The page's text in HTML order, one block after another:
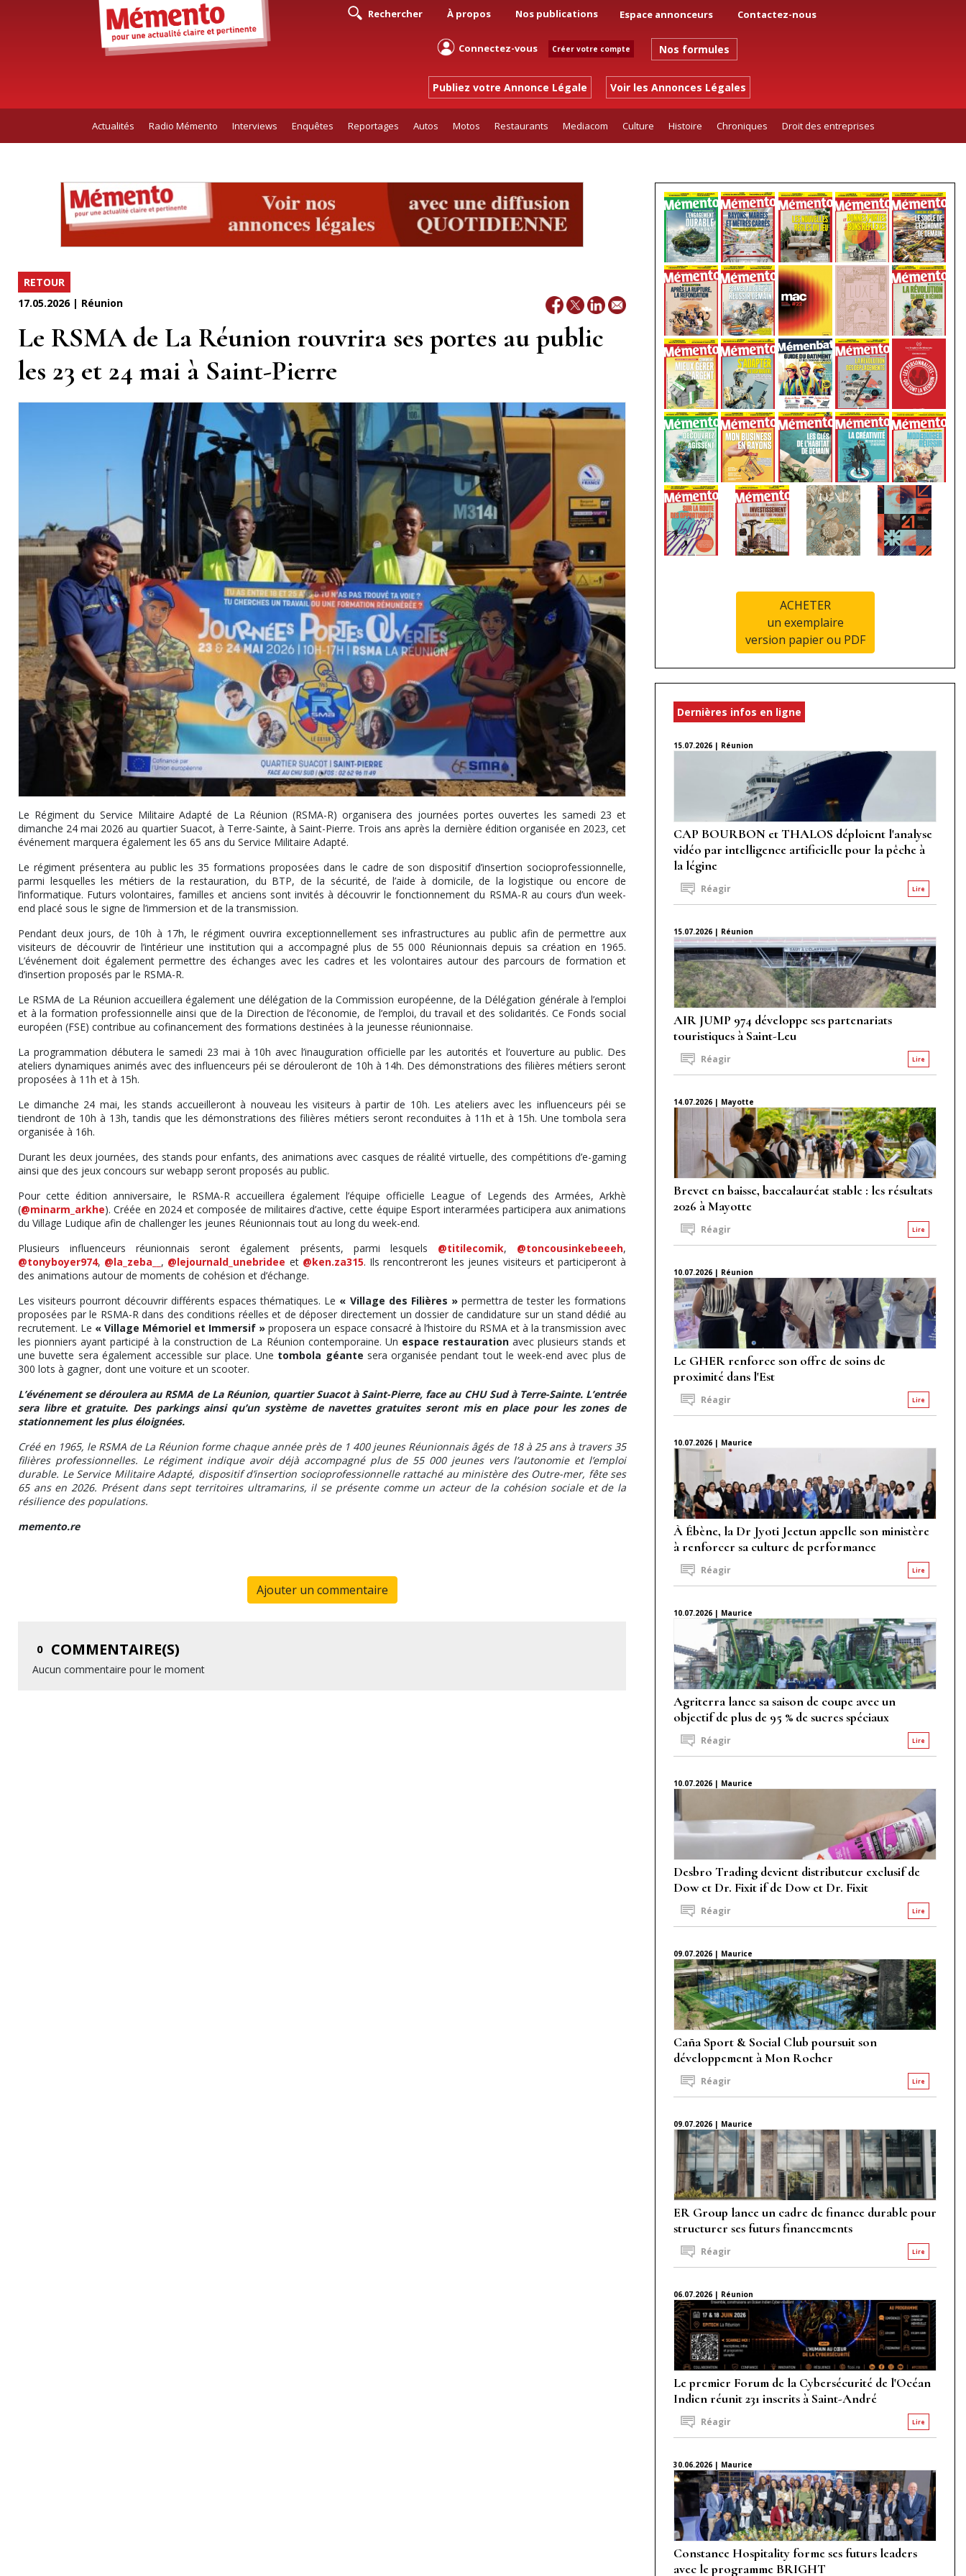
Rechercher À propos Nos publications Espace annonceurs Contactez-nous
Connectez-vous Créer votre compte Nos formules
Publiez votre Annonce Légale Voir les Annonces Légales
Actualités Radio Mémento Interviews Enquêtes Reportages Autos Motos Restaurants Mediacom Culture Histoire Chroniques Droit des entreprises
RETOUR
17.05.2026 | Réunion
Le RSMA de La Réunion rouvrira ses portes au public
les 23 et 24 mai à Saint-Pierre
Le Régiment du Service Militaire Adapté de La Réunion (RSMA-R) organisera des journées portes ouvertes les samedi 23 et
dimanche 24 mai 2026 au quartier Suacot, à Terre-Sainte, à Saint-Pierre. Trois ans après la dernière édition organisée en 2023, cet
événement marquera également les 65 ans du Service Militaire Adapté.
Le régiment présentera au public les 35 formations proposées dans le cadre de son dispositif d’insertion socioprofessionnelle,
parmi lesquelles les métiers de la restauration, du BTP, de la sécurité, de l’aide à domicile, de la logistique ou encore de
l’informatique. Futurs volontaires, familles et anciens sont invités à découvrir le fonctionnement du RSMA-R au cours d’un week-
end placé sous le signe de l’immersion et de la transmission.
Pendant deux jours, de 10h à 17h, le régiment ouvrira exceptionnellement ses infrastructures au public afin de permettre aux
visiteurs de découvrir de l’intérieur une institution qui a accompagné plus de 55 000 Réunionnais depuis sa création en 1965.
L’événement doit également permettre des échanges avec les cadres et les volontaires autour des parcours de formation et
d’insertion proposés par le RSMA-R.
Le RSMA de La Réunion accueillera également une délégation de la Commission européenne, de la Délégation générale à l’emploi
et à la formation professionnelle ainsi que de la Direction de l’économie, de l’emploi, du travail et des solidarités. Ce Fonds social
européen (FSE) contribue au cofinancement des formations destinées à la jeunesse réunionnaise.
La programmation débutera le samedi 23 mai à 10h avec l’inauguration officielle par les autorités et l’ouverture au public. Des
ateliers dynamiques animés avec des influenceurs péi se dérouleront de 10h à 14h. Des démonstrations des filières métiers seront
proposées à 11h et à 15h.
Le dimanche 24 mai, les stands accueilleront à nouveau les visiteurs à partir de 10h. Les ateliers avec les influenceurs péi se
tiendront de 10h à 13h, tandis que les démonstrations des filières métiers seront reconduites à 11h et à 15h. Une tombola sera
organisée à 16h.
Durant les deux journées, des stands pour enfants, des animations avec casques de réalité virtuelle, des compétitions d’e-gaming
ainsi que des jeux concours sur webapp seront proposés au public.
Pour cette édition anniversaire, le RSMA-R accueillera également l’équipe officielle League of Legends des Armées, Arkhè
(@minarm_arkhe). Créée en 2024 et composée de militaires d’active, cette équipe Esport interarmées participera aux animations
du Village Ludique afin de challenger les jeunes Réunionnais tout au long du week-end.
Plusieurs influenceurs réunionnais seront également présents, parmi lesquels @titilecomik, @toncousinkebeeeh,
@tonyboyer974, @la_zeba__ , @lejournald_unebridee et @ken.za315. Ils rencontreront les jeunes visiteurs et participeront à
des animations autour de moments de cohésion et d’échange.
Les visiteurs pourront découvrir différents espaces thématiques. Le « Village des Filières »permettra de tester les formations
proposées par le RSMA-R dans des conditions réelles et de déposer directement un dossier de candidature sur un stand dédié au
recrutement. Le « Village Mémoriel et Immersif » proposera un espace consacré à l’histoire du RSMA et à la transmission avec
les pionniers ayant participé à la construction de La Réunion contemporaine. Un espace restaurationavec plusieurs stands et
une buvette sera également accessible sur place. Une tombola géante sera organisée pendant tout le week-end avec plus de
300 lots à gagner, dont une voiture et un scooter.
L’événement se déroulera au RSMA de La Réunion, quartier Suacot à Saint-Pierre, face au CHU Sud à Terre-Sainte. L’entrée
sera libre et gratuite. Des parkings ainsi qu’un système de navettes gratuites seront mis en place pour les zones de
stationnement les plus éloignées.
Créé en 1965, le RSMA de La Réunion forme chaque année près de 1 400 jeunes Réunionnais âgés de 18 à 25 ans à travers 35
filières professionnelles. Le régiment indique avoir déjà accompagné plus de 55 000 jeunes vers l’autonomie et l’emploi
durable. Le Service Militaire Adapté, dispositif d’insertion socioprofessionnelle rattaché au ministère des Outre-mer, fête ses
65 ans en 2026. Présent dans sept territoires ultramarins, il se présente comme un acteur de la cohésion sociale et de la
résilience des populations.
memento.re
Ajouter un commentaire
0 COMMENTAIRE(S)
Aucun commentaire pour le moment
ACHETER
un exemplaire
version papier ou PDF
Dernières infos en ligne
15.07.2026 | Réunion
CAP BOURBON et THALOS déploient l'analyse
vidéo par intelligence artificielle pour la pêche à
la légine
Lire
Réagir
15.07.2026 | Réunion
AIR JUMP 974 développe ses partenariats
touristiques à Saint-Leu
Lire
Réagir
14.07.2026 | Mayotte
Brevet en baisse, baccalauréat stable : les résultats
2026 à Mayotte
Lire
Réagir
10.07.2026 | Réunion
Le GHER renforce son offre de soins de
proximité dans l'Est
Lire
Réagir
10.07.2026 | Maurice
À Ébène, la Dr Jyoti Jeetun appelle son ministère
à renforcer sa culture de performance
Lire
Réagir
10.07.2026 | Maurice
Agriterra lance sa saison de coupe avec un
objectif de plus de 95 % de sucres spéciaux
Lire
Réagir
10.07.2026 | Maurice
Desbro Trading devient distributeur exclusif de
Dow et Dr. Fixit if de Dow et Dr. Fixit
Lire
Réagir
09.07.2026 | Maurice
Caña Sport & Social Club poursuit son
développement à Mon Rocher
Lire
Réagir
09.07.2026 | Maurice
ER Group lance un cadre de finance durable pour
structurer ses futurs financements
Lire
Réagir
06.07.2026 | Réunion
Le premier Forum de la Cybersécurité de l'Océan
Indien réunit 231 inscrits à Saint-André
Lire
Réagir
30.06.2026 | Maurice
Constance Hospitality forme ses futurs leaders
avec le programme BRIGHT